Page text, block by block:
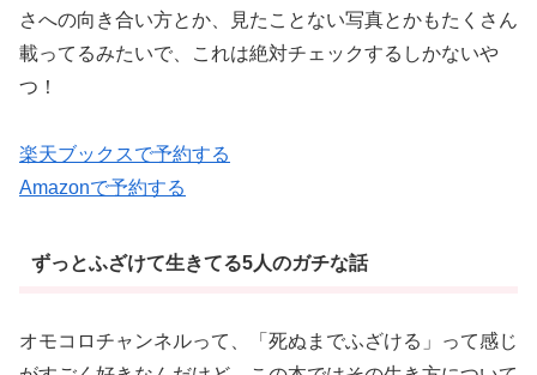
さへの向き合い方とか、見たことない写真とかもたくさん
載ってるみたいで、これは絶対チェックするしかないや
つ！
楽天ブックスで予約する
Amazonで予約する
ずっとふざけて生きてる5人のガチな話
オモコロチャンネルって、「死ぬまでふざける」って感じ